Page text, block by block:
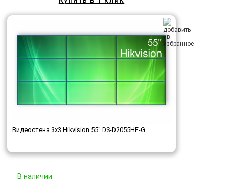
Видеостена 3x3 Hikvision 55" DS-D2055HE-G
В наличии